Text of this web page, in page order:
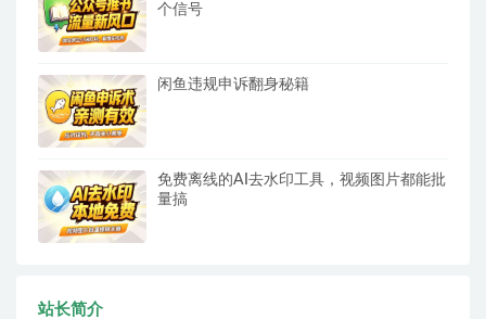
个信号
闲鱼违规申诉翻身秘籍
免费离线的AI去水印工具，视频图片都能批
量搞
站长简介